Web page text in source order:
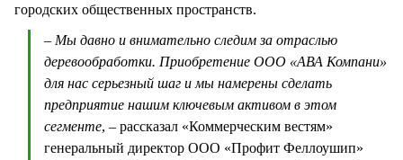
городских общественных пространств.
– Мы давно и внимательно следим за отраслью
деревообработки. Приобретение ООО «АВА Компани»
для нас серьезный шаг и мы намерены сделать
предприятие нашим ключевым активом в этом
сегменте, – рассказал «Коммерческим вестям»
генеральный директор ООО «Профит Феллоушип»